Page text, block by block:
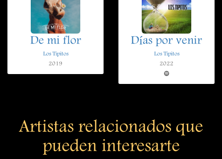
De mi flor
Los Tipitos
2019
Días por venir
Los Tipitos
2022
Artistas relacionados que
pueden interesarte